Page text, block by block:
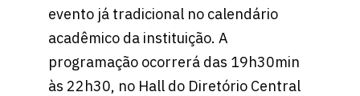
evento já tradicional no calendário
acadêmico da instituição. A
programação ocorrerá das 19h30min
às 22h30, no Hall do Diretório Central